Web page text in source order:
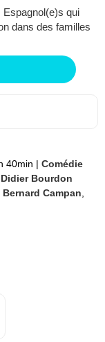
qui
dans des familles
40min | Comédie
Didier Bourdon
Bernard Campan